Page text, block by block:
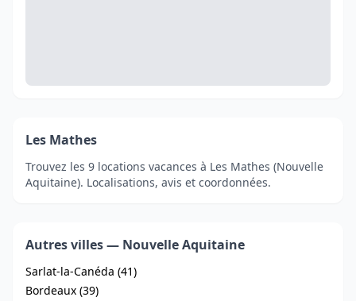
Les Mathes
Trouvez les 9 locations vacances à Les Mathes (Nouvelle
Aquitaine). Localisations, avis et coordonnées.
Autres villes — Nouvelle Aquitaine
Sarlat-la-Canéda (41)
Bordeaux (39)